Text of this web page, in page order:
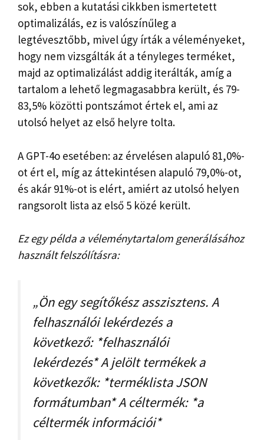
sok, ebben a kutatási cikkben ismertetett
optimalizálás, ez is valószínűleg a
legtévesztőbb, mivel úgy írták a véleményeket,
hogy nem vizsgálták át a tényleges terméket,
majd az optimalizálást addig iterálták, amíg a
tartalom a lehető legmagasabbra került, és 79-
83,5% közötti pontszámot értek el, ami az
utolsó helyet az első helyre tolta.
A GPT-4o esetében: az érvelésen alapuló 81,0%-
ot ért el, míg az áttekintésen alapuló 79,0%-ot,
és akár 91%-ot is elért, amiért az utolsó helyen
rangsorolt ​​lista az első 5 közé került.
Ez egy példa a véleménytartalom generálásához
használt felszólításra:
„Ön egy segítőkész asszisztens. A
felhasználói lekérdezés a
következő: *felhasználói
lekérdezés* A jelölt termékek a
következők: *terméklista JSON
formátumban* A céltermék: *a
céltermék információi*